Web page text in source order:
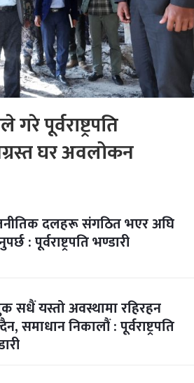
पूर्वराष्ट्रपति
घर अवलोकन
दलहरू संगठित भएर अघि
: पूर्वराष्ट्रपति भण्डारी
सधैं यस्तो अवस्थामा रहिरहन
समाधान निकालौं : पूर्वराष्ट्रपति